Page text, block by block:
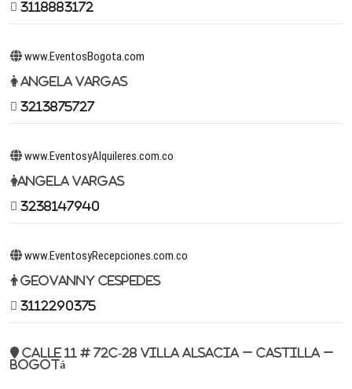
3118883172
www.EventosBogota.com
Angela Vargas
3213875727
www.EventosyAlquileres.com.co
Angela Vargas
3238147940
www.EventosyRecepciones.com.co
Geovanny Cespedes
3112290375
Calle 11 # 72c-28 Villa Alsacia – Castilla –
Bogotá